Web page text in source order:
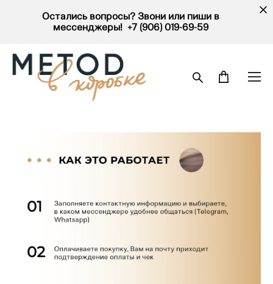
Остались вопросы? Звони или пиши в
мессенджеры! +7 (906) 019-69-59